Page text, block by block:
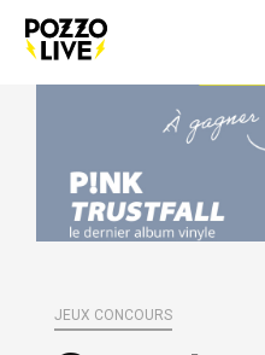
JEUX CONCOURS